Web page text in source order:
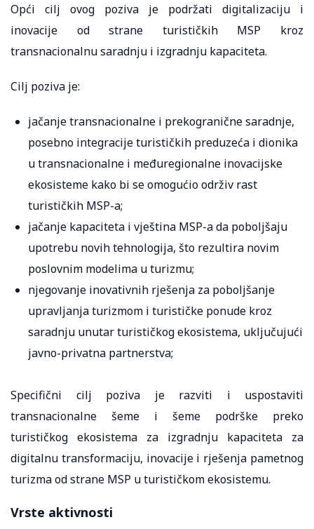
Opći cilj ovog poziva je podržati digitalizaciju i
inovacije od strane turističkih MSP kroz
transnacionalnu saradnju i izgradnju kapaciteta.
Cilj poziva je:
jačanje transnacionalne i prekogranične saradnje,
posebno integracije turističkih preduzeća i dionika
u transnacionalne i međuregionalne inovacijske
ekosisteme kako bi se omogućio održiv rast
turističkih MSP-a;
jačanje kapaciteta i vještina MSP-a da poboljšaju
upotrebu novih tehnologija, što rezultira novim
poslovnim modelima u turizmu;
njegovanje inovativnih rješenja za poboljšanje
upravljanja turizmom i turističke ponude kroz
saradnju unutar turističkog ekosistema, uključujući
javno-privatna partnerstva;
Specifični cilj poziva je razviti i uspostaviti
transnacionalne šeme i šeme podrške preko
turističkog ekosistema za izgradnju kapaciteta za
digitalnu transformaciju, inovacije i rješenja pametnog
turizma od strane MSP u turističkom ekosistemu.
Vrste aktivnosti